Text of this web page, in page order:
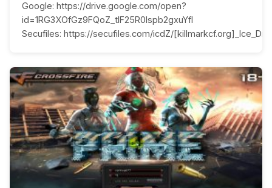
Google: https://drive.google.com/open?
id=1RG3XOfGz9FQoZ_tlF25R0lspb2gxuYfI
Secufiles: https://secufiles.com/icdZ/